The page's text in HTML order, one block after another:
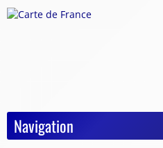
Navigation